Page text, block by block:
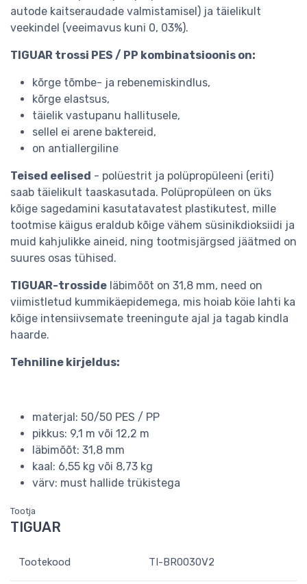
autode kaitseraudade valmistamisel) ja täielikult
veekindel (veeimavus kuni 0, 03%).
TIGUAR trossi PES / PP kombinatsioonis on:
kõrge tõmbe- ja rebenemiskindlus,
kõrge elastsus,
täielik vastupanu hallitusele,
sellel ei arene baktereid,
on antiallergiline
Teised eelised - polüestrit ja polüpropüleeni (eriti)
saab täielikult taaskasutada. Polüpropüleen on üks
kõige sagedamini kasutatavatest plastikutest, mille
tootmise käigus eraldub kõige vähem süsinikdioksiidi ja
muid kahjulikke aineid, ning tootmisjärgsed jäätmed on
suures osas tühised.
TIGUAR-trosside läbimõõt on 31,8 mm, need on
viimistletud kummikäepidemega, mis hoiab köie lahti ka
kõige intensiivsemate treeningute ajal ja tagab kindla
haarde.
Tehniline kirjeldus:
materjal: 50/50 PES / PP
pikkus: 9,1 m või 12,2 m
läbimõõt: 31,8 mm
kaal: 6,55 kg või 8,73 kg
värv: must hallide trükistega
Tootja
TIGUAR
Tootekood TI-BR0030V2